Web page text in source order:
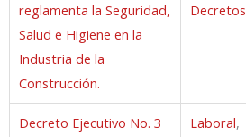
reglamenta la Seguridad,
Salud e Higiene en la
Industria de la
Construcción.
Decretos
Decreto Ejecutivo No. 3
Laboral,